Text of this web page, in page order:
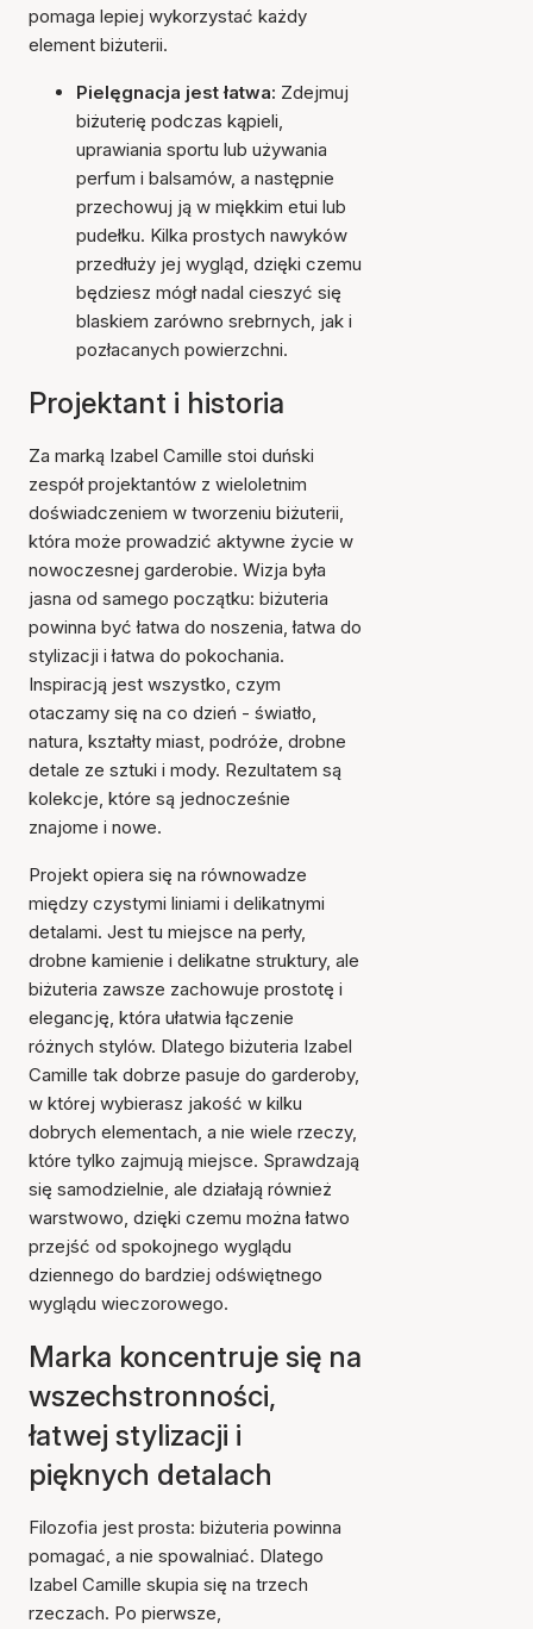
pomaga lepiej wykorzystać każdy
element biżuterii.
Pielęgnacja jest łatwa: Zdejmuj
biżuterię podczas kąpieli,
uprawiania sportu lub używania
perfum i balsamów, a następnie
przechowuj ją w miękkim etui lub
pudełku. Kilka prostych nawyków
przedłuży jej wygląd, dzięki czemu
będziesz mógł nadal cieszyć się
blaskiem zarówno srebrnych, jak i
pozłacanych powierzchni.
Projektant i historia
Za marką Izabel Camille stoi duński
zespół projektantów z wieloletnim
doświadczeniem w tworzeniu biżuterii,
która może prowadzić aktywne życie w
nowoczesnej garderobie. Wizja była
jasna od samego początku: biżuteria
powinna być łatwa do noszenia, łatwa do
stylizacji i łatwa do pokochania.
Inspiracją jest wszystko, czym
otaczamy się na co dzień - światło,
natura, kształty miast, podróże, drobne
detale ze sztuki i mody. Rezultatem są
kolekcje, które są jednocześnie
znajome i nowe.
Projekt opiera się na równowadze
między czystymi liniami i delikatnymi
detalami. Jest tu miejsce na perły,
drobne kamienie i delikatne struktury, ale
biżuteria zawsze zachowuje prostotę i
elegancję, która ułatwia łączenie
różnych stylów. Dlatego biżuteria Izabel
Camille tak dobrze pasuje do garderoby,
w której wybierasz jakość w kilku
dobrych elementach, a nie wiele rzeczy,
które tylko zajmują miejsce. Sprawdzają
się samodzielnie, ale działają również
warstwowo, dzięki czemu można łatwo
przejść od spokojnego wyglądu
dziennego do bardziej odświętnego
wyglądu wieczorowego.
Marka koncentruje się na
wszechstronności,
łatwej stylizacji i
pięknych detalach
Filozofia jest prosta: biżuteria powinna
pomagać, a nie spowalniać. Dlatego
Izabel Camille skupia się na trzech
rzeczach. Po pierwsze,